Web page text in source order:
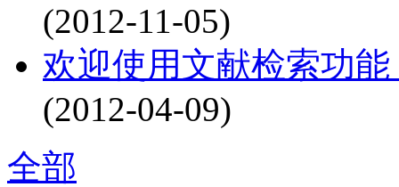
(2012-11-05)
欢迎使用文献检索功能
(2012-04-09)
全部